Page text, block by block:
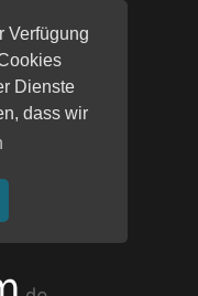
Verfügung
Dienste
dass wir